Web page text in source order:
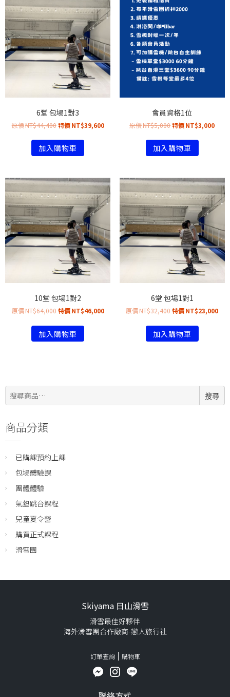
6堂 包場1對3
NT$44,400 NT$39,600
加入購物車
會員資格1位
NT$5,000 NT$3,000
加入購物車
10堂 包場1對2
NT$64,000 NT$46,000
加入購物車
6堂 包場1對1
NT$32,400 NT$23,000
加入購物車
搜
尋:
搜尋
商品分類
已購課預約上課
包場體驗課
團體體驗
氣墊跳台課程
兒童夏令營
購買正式課程
滑雪團
Skiyama 日山滑雪
滑雪最佳好夥伴
海外滑雪團合作廠商-戀人旅行社
訂單查詢 購物車